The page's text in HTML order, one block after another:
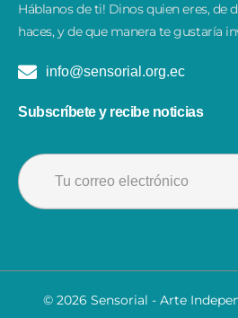
​Háblanos de ti! Dinos quien eres, de
haces, y de que manera te gustaría
info@sensorial.org.ec
Subscríbete y recibe noticias
© 2026 Sensorial - Arte